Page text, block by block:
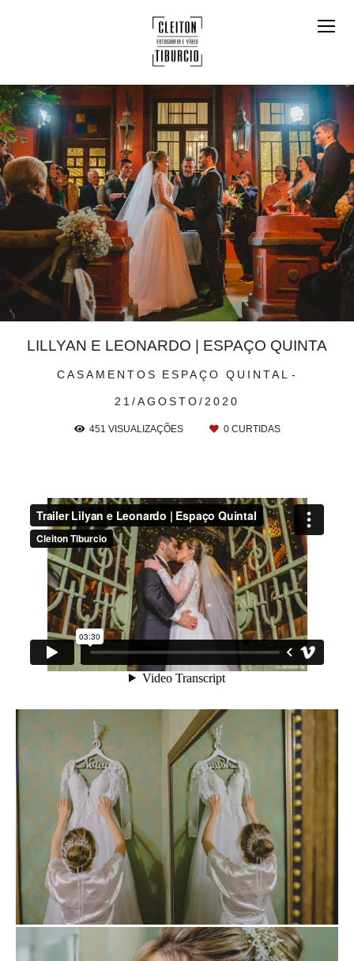
CASAMENTOS ESPAÇO QUINTAL
21/AGOSTO/2020
LILLYAN E LEONARDO | ESPAÇO QUINTA
451 VISUALIZAÇÕES 0CURTIDAS